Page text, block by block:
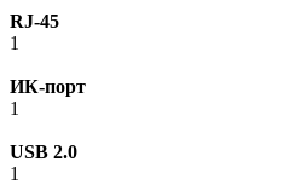
RJ-45
1
ИК-порт
1
USB 2.0
1